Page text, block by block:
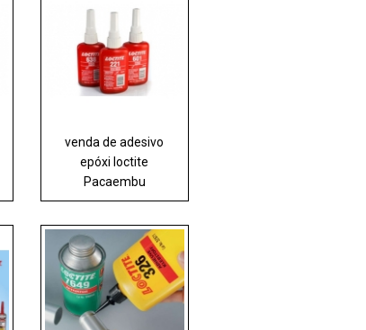
venda de adesivo
epóxi loctite
Pacaembu